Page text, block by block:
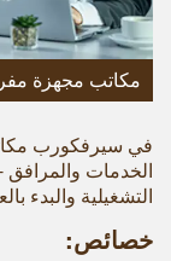
مكاتب مجهزة
في سيرفكورب
الخدمات
التشغيلية والبدء
خصائص: